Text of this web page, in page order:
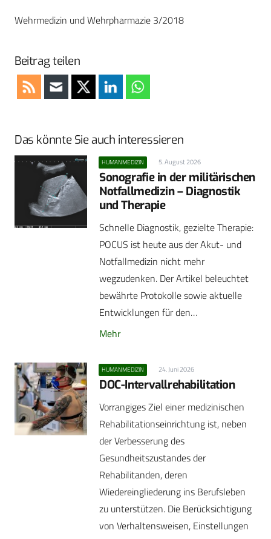
Wehrmedizin und Wehrpharmazie 3/2018
Beitrag teilen
Das könnte Sie auch interessieren
HUMANMEDIZIN 5. August 2026
Sonografie in der militärischen
Notfallmedizin – Diagnostik
und Therapie
Schnelle Diagnostik, gezielte Therapie:
POCUS ist heute aus der Akut- und
Notfallmedizin nicht mehr
wegzudenken. Der Artikel beleuchtet
bewährte Protokolle sowie aktuelle
Entwicklungen für den…
Mehr
HUMANMEDIZIN 24. Juni 2026
DOC-Intervallrehabilitation
Vorrangiges Ziel einer medizinischen
Rehabilitationseinrichtung ist, neben
der Verbesserung des
Gesundheitszustandes der
Rehabilitanden, deren
Wiedereingliederung ins Berufsleben
zu unterstützen. Die Berücksichtigung
von Verhaltensweisen, Einstellungen